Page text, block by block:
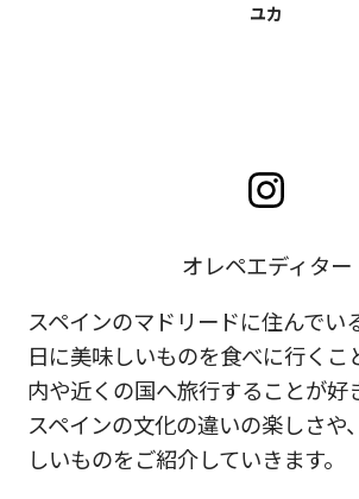
ユカ
オレペエディター
スペインのマドリードに住んでい
日に美味しいものを食べに行くこ
内や近くの国へ旅行することが好
スペインの文化の違いの楽しさや、
しいものをご紹介していきます。